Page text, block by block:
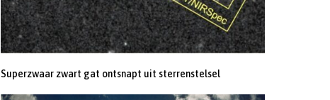
Superzwaar zwart gat ontsnapt uit sterrenstelsel